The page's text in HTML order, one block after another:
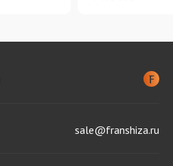
sale@franshiza.ru